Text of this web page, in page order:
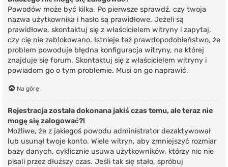
Powodów może być kilka. Po pierwsze sprawdź, czy twoja
nazwa użytkownika i hasło są prawidłowe. Jeżeli są
prawidłowe, skontaktuj się z właścicielem witryny i zapytaj,
czy cię nie zablokowano. Istnieje też prawdopodobieństwo, że
problem powoduje błędna konfiguracja witryny, na której
znajduje się forum. Skontaktuj się z właścicielem witryny i
powiadom go o tym problemie. Musi on go naprawić.
Na górę
Rejestracja została dokonana jakiś czas temu, ale teraz nie
mogę się zalogować?!
Możliwe, że z jakiegoś powodu administrator dezaktywował
lub usunął twoje konto. Wiele witryn, aby zmniejszyć rozmiar
bazy danych, cyklicznie usuwa użytkowników, którzy nic nie
pisali przez dłuższy czas. Jeśli tak się stało, spróbuj